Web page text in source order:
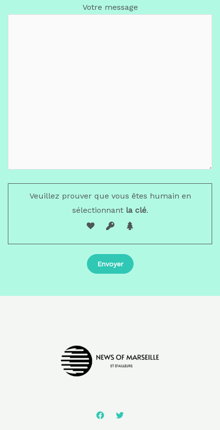
Votre message
Veuillez prouver que vous êtes humain en
sélectionnantla clé.